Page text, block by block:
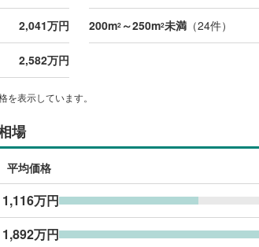
2,041万円 200m2～250m2未満（24件）
2,582万円
表示しています。
場
平均価格
1,116万円
1,892万円